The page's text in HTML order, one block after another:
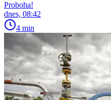
Proboha!
dnes, 08:42
4 min